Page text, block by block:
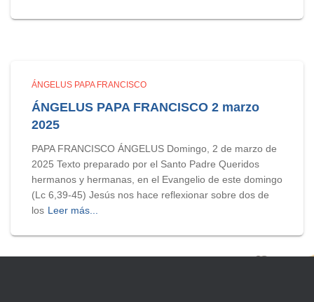
ÁNGELUS PAPA FRANCISCO
ÁNGELUS PAPA FRANCISCO 2 marzo
2025
PAPA FRANCISCO ÁNGELUS Domingo, 2 de marzo de
2025 Texto preparado por el Santo Padre Queridos
hermanos y hermanas, en el Evangelio de este domingo
(Lc 6,39-45) Jesús nos hace reflexionar sobre dos de
los Leer más...